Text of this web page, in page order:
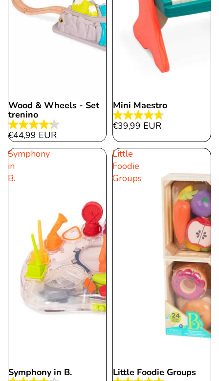
Wood & Wheels - Set
trenino
4.3
von
5
€44,99 EUR
Mini Maestro
4.7
5
Bewertungen
€39,99 EUR
Symphony
in
B.
Symphony in B.
Little
Foodie
Groups
Little Foodie Groups